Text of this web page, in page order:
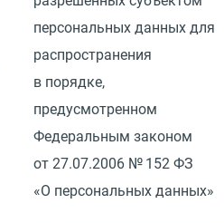
персональных данных для
распространения
в порядке,
предусмотренном
Федеральным законом
от 27.07.2006 № 152 ФЗ
«О персональных данных»